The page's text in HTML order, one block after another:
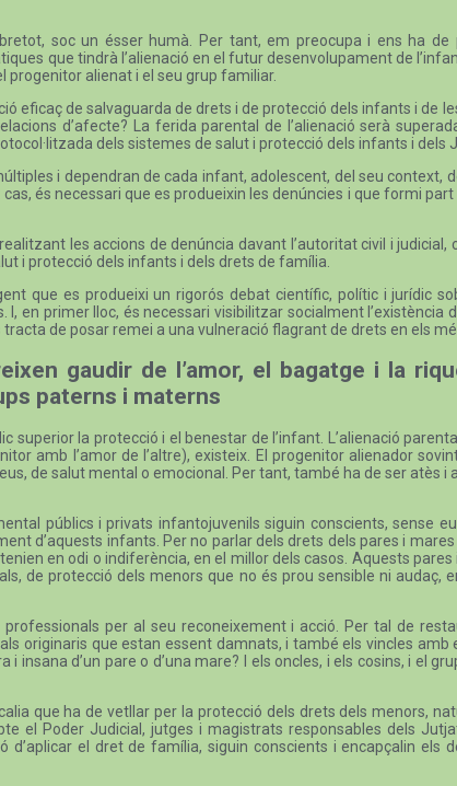
soc un ésser humà. Per tant, em preocupa i ens ha
que tindrà l’alienació en el futur desenvolupament de
progenitor alienat i el seu grup familiar.
eficaç de salvaguarda de drets i de protecció dels infants i de
d’afecte? La ferida parental de l’alienació serà
dels sistemes de salut i protecció dels infants i dels
i dependran de cada infant, adolescent, del seu context,
és necessari que es produeixin les denúncies i que formi
les accions de denúncia davant l’autoritat civil i
i protecció dels infants i dels drets de família.
que es produeixi un rigorós debat científic, polític i jurídic
en primer lloc, és necessari visibilitzar socialment l’existència
de posar remei a una vulneració flagrant de drets en els
gaudir de l’amor, el bagatge i la
paterns i materns
superior la protecció i el benestar de l’infant. L’alienació
amb l’amor de l’altre), existeix. El progenitor alienador
de salut mental o emocional. Per tant, també ha de ser atès i
públics i privats infantojuvenils siguin conscients, sense
d’aquests infants. Per no parlar dels drets dels pares i
en odi o indiferència, en el millor dels casos. Aquests
de protecció dels menors que no és prou sensible ni audaç,
professionals per al seu reconeixement i acció. Per tal de
originaris que estan essent damnats, i també els vincles
insana d’un pare o d’una mare? I els oncles, i els cosins, i el
que ha de vetllar per la protecció dels drets dels menors,
el Poder Judicial, jutges i magistrats responsables dels
d’aplicar el dret de família, siguin conscients i encapçalin els